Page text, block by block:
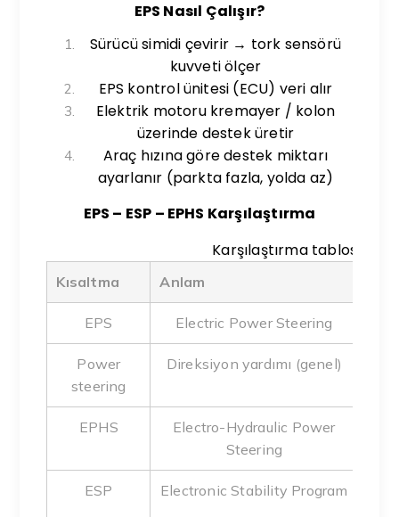
EPS Nasıl Çalışır?
Sürücü simidi çevirir → tork sensörü
kuvveti ölçer
EPS kontrol ünitesi (ECU) veri alır
Elektrik motoru kremayer / kolon
üzerinde destek üretir
Araç hızına göre destek miktarı
ayarlanır (parkta fazla, yolda az)
EPS – ESP – EPHS Karşılaştırma
Karşılaştırma tablosu
Kısaltma Anlam
EPS Electric Power Steering
Power
steering
Direksiyon yardımı (genel)
EPHS
Electro-Hydraulic Power
Steering
ESP Electronic Stability Program